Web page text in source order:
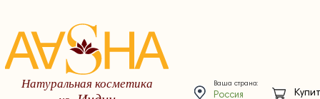
Натуральная косметика
Ваша страна:
Россия